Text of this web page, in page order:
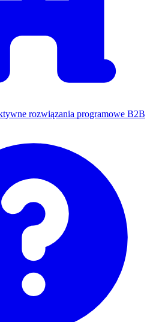
rozwiązania programowe B2B